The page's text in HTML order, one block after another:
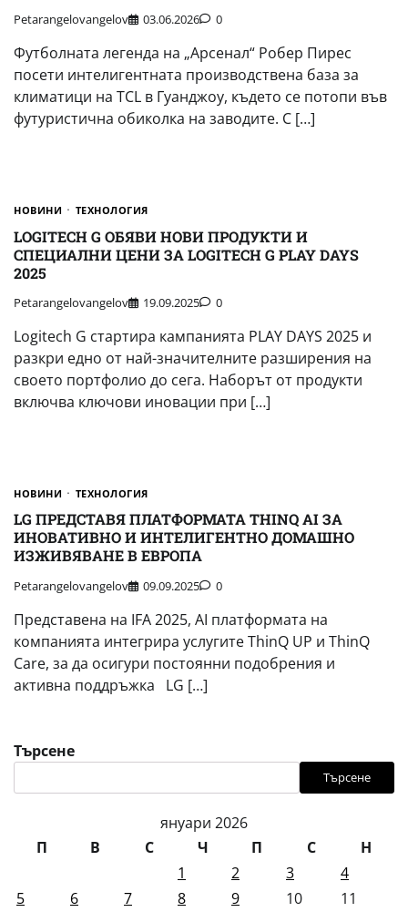
Petarangelovangelov 03.06.2026 0
Футболната легенда на „Арсенал“ Робер Пирес
посети интелигентната производствена база за
климатици на TCL в Гуанджоу, където се потопи във
футуристична обиколка на заводите. С […]
НОВИНИ ТЕХНОЛОГИЯ
LOGITECH G ОБЯВИ НОВИ ПРОДУКТИ И
СПЕЦИАЛНИ ЦЕНИ ЗА LOGITECH G PLAY DAYS
2025
Petarangelovangelov 19.09.2025 0
Logitech G стартира кампанията PLAY DAYS 2025 и
разкри едно от най-значителните разширения на
своето портфолио до сега. Наборът от продукти
включва ключови иновации при […]
НОВИНИ ТЕХНОЛОГИЯ
LG ПРЕДСТАВЯ ПЛАТФОРМАТА THINQ AI ЗА
ИНОВАТИВНО И ИНТЕЛИГЕНТНО ДОМАШНО
ИЗЖИВЯВАНЕ В ЕВРОПА
Petarangelovangelov 09.09.2025 0
Представена на IFA 2025, AI платформата на
компанията интегрира услугите ThinQ UP и ThinQ
Care, за да осигури постоянни подобрения и
активна поддръжка LG […]
Търсене
Търсене
януари 2026
П
В С Ч П С
Н
1
2 3
4
5
6 7 8 9 10 11